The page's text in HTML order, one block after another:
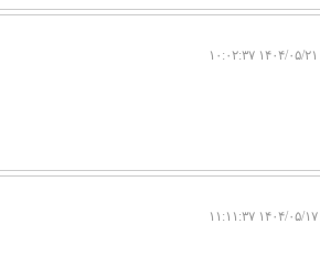
۱۴۰۴/۰۵/۲۱ ۱۰:۰۲:۳۷
۱۴۰۴/۰۵/۱۷ ۱۱:۱۱:۳۷